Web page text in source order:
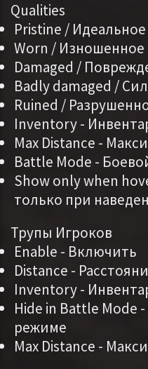
Qualities
Pristine / Идеальное
Worn / Изношенное
Damaged /
Badly damaged /
Ruined /
Inventory -
Max Distance -
Battle Mode -
Show only when
только при
Трупы Игроков
Enable - Включить
Distance -
Inventory -
Hide in Battle Mode
режиме
Max Distance -